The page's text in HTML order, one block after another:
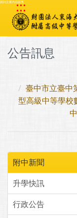
跳到主要內容區塊
:::
公告訊息
臺中市立臺中
型高級中等學校
附中新聞
升學快訊
行政公告